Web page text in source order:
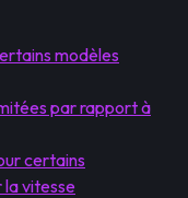
modèles
par rapport à
certains
la vitesse